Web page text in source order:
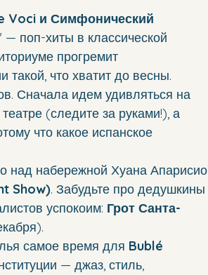
Voci и Симфонический
поп-хиты в классической
прогремит
такой, что хватит до весны.
Сначала идем удивляться на
театре (следите за руками!), а
что какое испанское
над набережной Хуана Апарисио
Show). Забудьте про дедушкины
успокоим: Грот Санта-
самое время для Bublé
— джаз, стиль,